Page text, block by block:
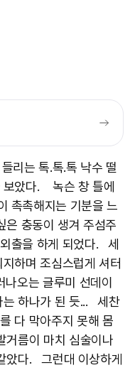
리는 톡.톡.톡 낙수 떨
보았다. 녹슨 창 틀에
촉촉해지는 기분을 느
충동이 생겨 주섬주
출을 하게 되었다. 세
하며 조심스럽게 셔터
오는 글루미 선데이
는 하나가 된 듯... 세찬
다 막아주지 못해 몸
름이 마치 심술이나
았다. 그런대 이상하게